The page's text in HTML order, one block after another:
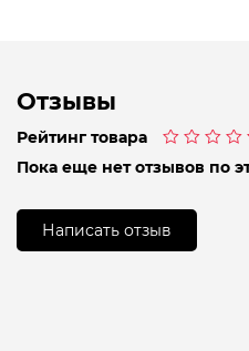
Отзывы
Рейтинг товара
0
Пока еще нет отзывов по
Написать отзыв